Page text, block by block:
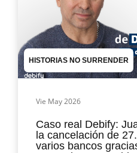
HISTORIAS NO SURRENDER
Vie May 2026
Caso real Debify:
la cancelación de
varios bancos